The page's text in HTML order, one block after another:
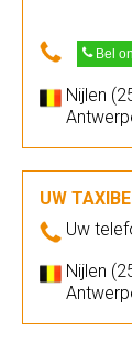
Bel
Nijlen
UW
Uw
Nijlen